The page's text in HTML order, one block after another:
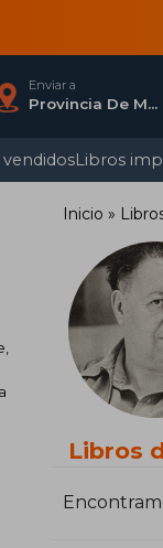
Enviar a
Provincia De Madrid
Libros
Inicio
Libros